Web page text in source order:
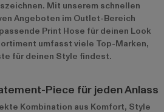
Mit unserem schnellen
Angeboten im Outlet-Bereich
Print Hose für deinen Look
umfasst viele Top-Marken,
für deinen Style findest.
Piece für jeden Anlass
Kombination aus Komfort, Style